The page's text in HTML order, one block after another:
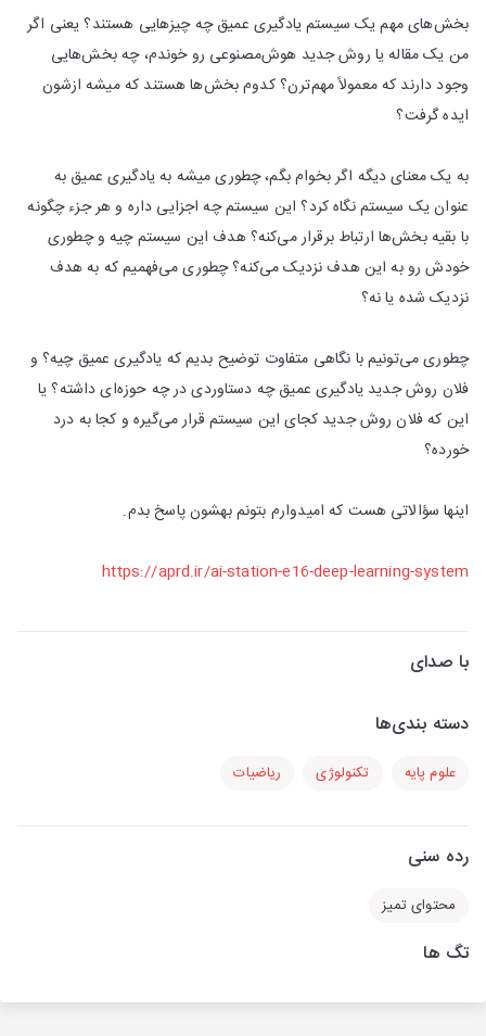
بخش‌های مهم یک سیستم یادگیری عمیق چه چیزهایی هستند؟ یعنی اگر
من یک مقاله یا روش جدید هوش‌مصنوعی رو خوندم، چه بخش‌هایی
وجود دارند که معمولاً مهم‌ترن؟ کدوم بخش‌ها هستند که میشه ازشون
ایده گرفت؟
به یک معنای دیگه اگر بخوام بگم، چطوری میشه به یادگیری عمیق به
عنوان یک سیستم نگاه کرد؟ این سیستم چه اجزایی داره و هر جزء چگونه
با بقیه بخش‌ها ارتباط برقرار می‌کنه؟ هدف این سیستم چیه و چطوری
خودش رو به این هدف نزدیک می‌کنه؟ چطوری می‌فهمیم که به هدف
نزدیک شده یا نه؟
چطوری می‌تونیم با نگاهی متفاوت توضیح بدیم که یادگیری عمیق چیه؟ و
فلان روش جدید یادگیری عمیق چه دستاوردی در چه حوزه‌ای داشته؟ یا
این که فلان روش جدید کجای این سیستم قرار می‌گیره و کجا به درد
خورده؟
اینها سؤالاتی هست که امیدوارم بتونم بهشون پاسخ بدم.
https://aprd.ir/ai-station-e16-deep-learning-system
با صدای
دسته بندی‌ها
علوم پایه تکنولوژی ریاضیات
رده سنی
محتوای تمیز
تگ ها